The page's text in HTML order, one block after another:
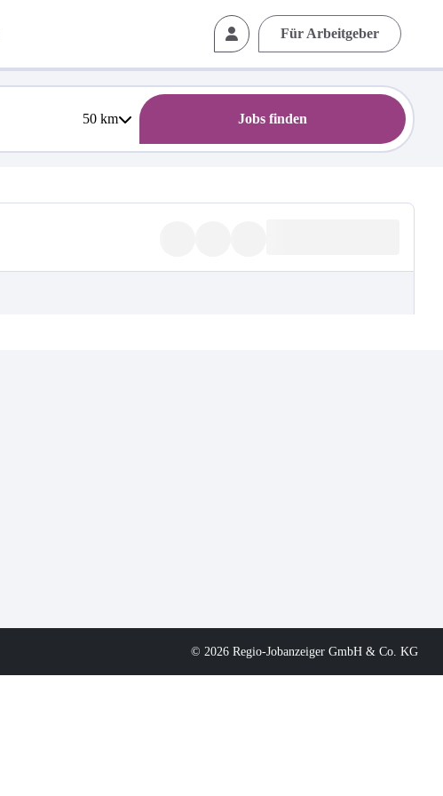
Für Arbeitgeber
50km Jobs finden
© 2026 Regio-Jobanzeiger GmbH & Co. KG